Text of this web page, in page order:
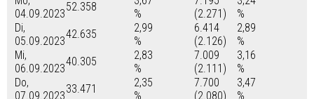
04.09.2023
52.358
%
(2.271)
%
Di,
05.09.2023
42.635
2,99
%
6.414
(2.126)
2,89
%
Mi,
06.09.2023
40.305
2,83
%
7.009
(2.111)
3,16
%
Do,
07.09.2023
33.471
2,35
%
7.700
(2.080)
3,47
%